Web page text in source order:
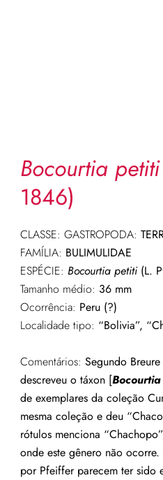
Bocourtia petiti
1846)
CLASSE: GASTROPODA:
FAMÍLIA: BULIMULIDAE
ESPÉCIE: Bocourtia petiti(L.
Tamanho médio: 36 mm
Ocorrência: Peru (?)
Localidade tipo: “Bolivia”,
Comentários: Segundo
descreveu o táxon [
de exemplares da coleção
mesma coleção e deu
rótulos menciona
onde este gênero não
por Pfeiffer parecem ter sido